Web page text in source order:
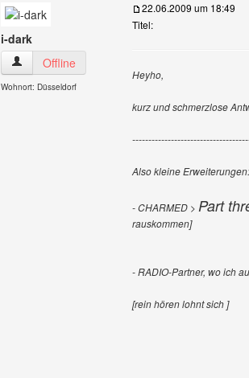
i-dark
i-dark Benutzer-Profile anzeigen
Offline
Wohnort: Düsseldorf
22.06.2009 um 18:49
Titel:
Heyho,
kurz und schmerzlose
Also kleine Erweiterungen:
- CHARMED > Part
rauskommen]
- RADIO-Partner, wo ich
[rein hören lohnt sich ]